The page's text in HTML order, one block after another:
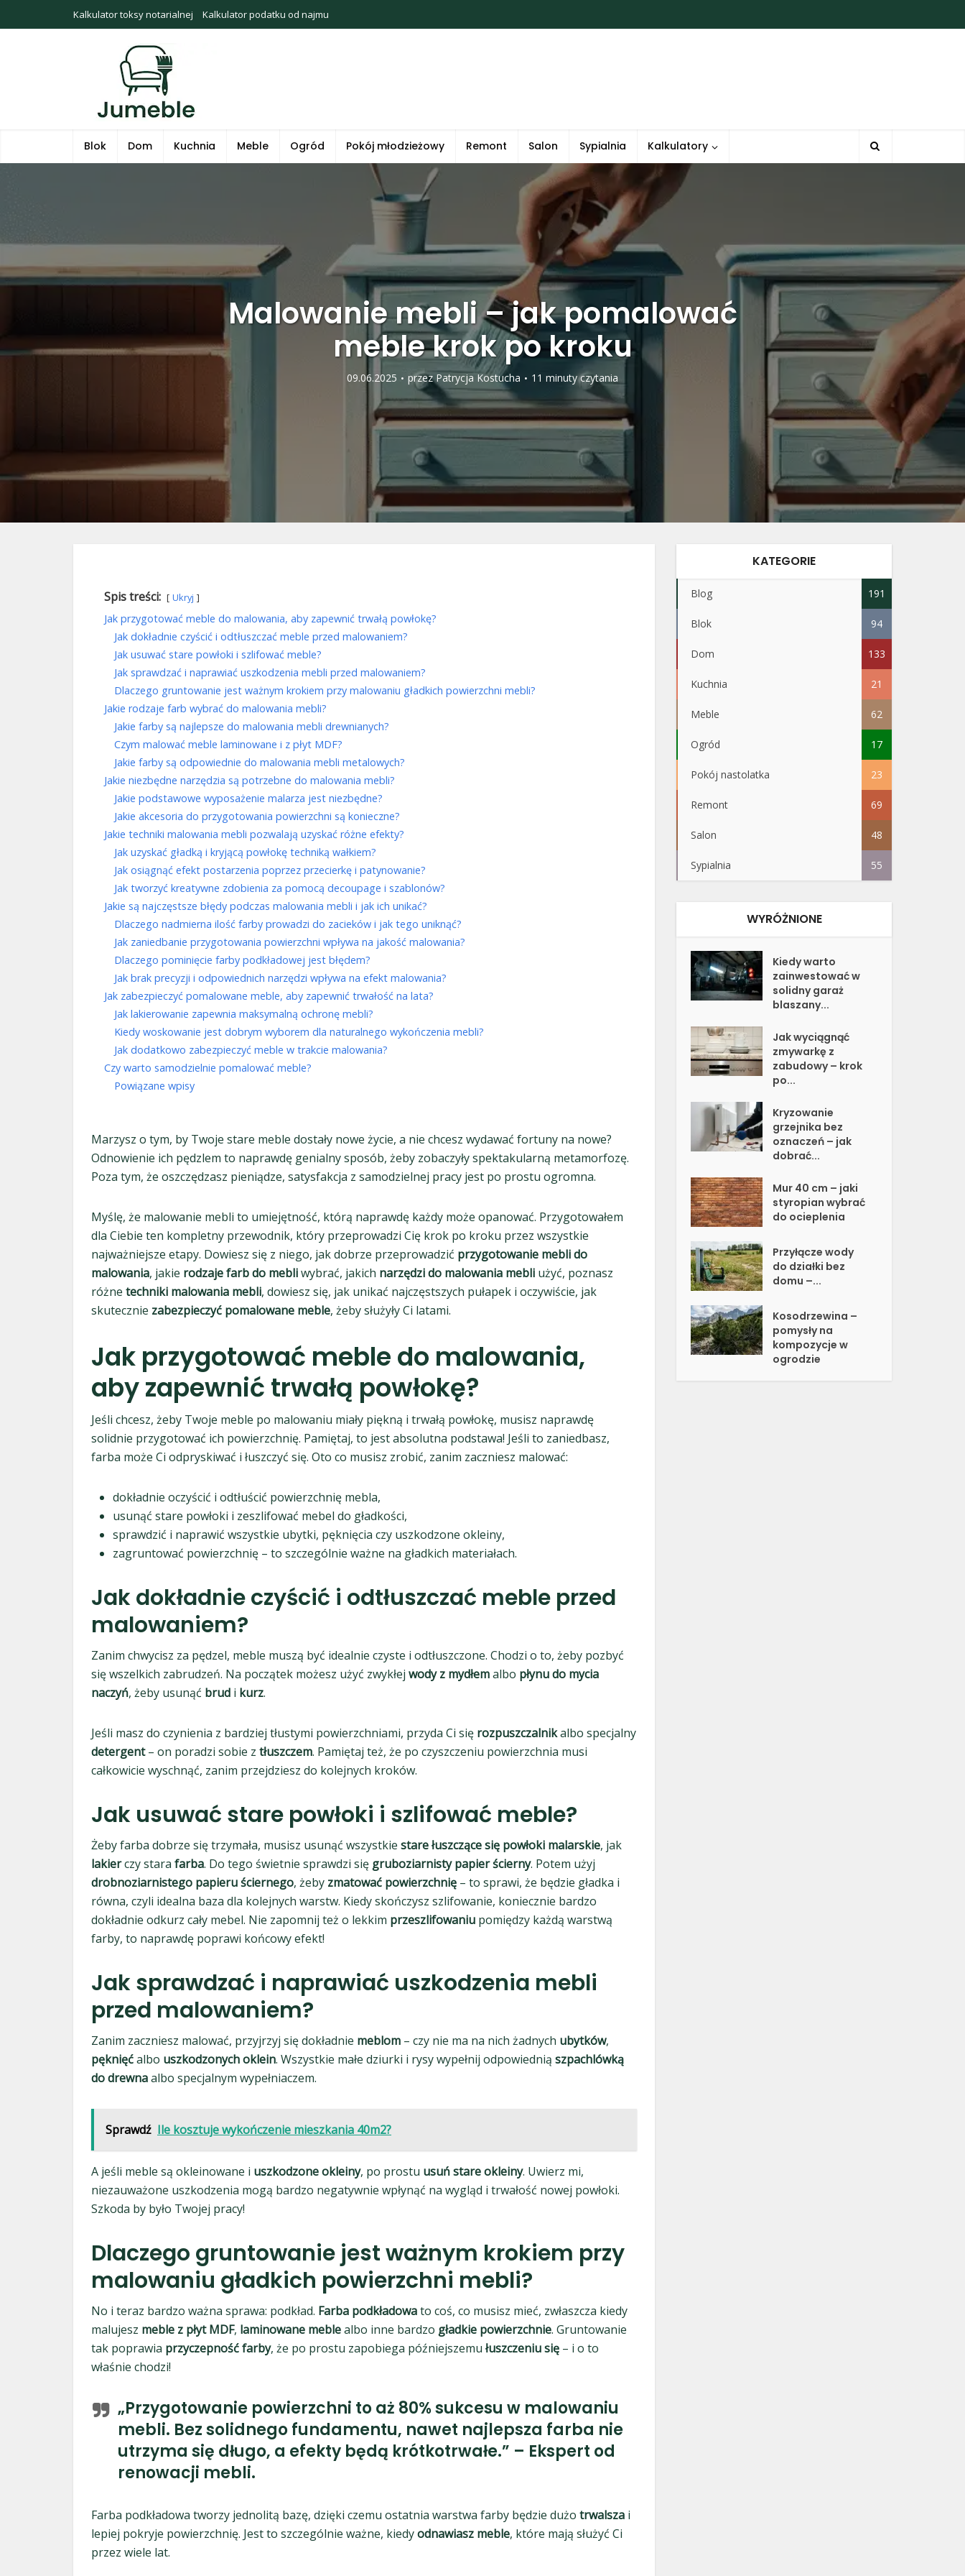
Kalkulator toksy notarialnej Kalkulator podatku od najmu
Blok Dom Kuchnia Meble Ogród Pokój młodzieżowy Remont Salon Sypialnia Kalkulatory
Malowanie mebli – jak pomalować
meble krok po kroku
09.06.2025 przezPatrycja Kostucha 11 minuty czytania
Spis treści: Ukryj
Jak przygotować meble do malowania, aby zapewnić trwałą powłokę?
Jak dokładnie czyścić i odtłuszczać meble przed malowaniem?
Jak usuwać stare powłoki i szlifować meble?
Jak sprawdzać i naprawiać uszkodzenia mebli przed malowaniem?
Dlaczego gruntowanie jest ważnym krokiem przy malowaniu gładkich powierzchni mebli?
Jakie rodzaje farb wybrać do malowania mebli?
Jakie farby są najlepsze do malowania mebli drewnianych?
Czym malować meble laminowane i z płyt MDF?
Jakie farby są odpowiednie do malowania mebli metalowych?
Jakie niezbędne narzędzia są potrzebne do malowania mebli?
Jakie podstawowe wyposażenie malarza jest niezbędne?
Jakie akcesoria do przygotowania powierzchni są konieczne?
Jakie techniki malowania mebli pozwalają uzyskać różne efekty?
Jak uzyskać gładką i kryjącą powłokę techniką wałkiem?
Jak osiągnąć efekt postarzenia poprzez przecierkę i patynowanie?
Jak tworzyć kreatywne zdobienia za pomocą decoupage i szablonów?
Jakie są najczęstsze błędy podczas malowania mebli i jak ich unikać?
Dlaczego nadmierna ilość farby prowadzi do zacieków i jak tego uniknąć?
Jak zaniedbanie przygotowania powierzchni wpływa na jakość malowania?
Dlaczego pominięcie farby podkładowej jest błędem?
Jak brak precyzji i odpowiednich narzędzi wpływa na efekt malowania?
Jak zabezpieczyć pomalowane meble, aby zapewnić trwałość na lata?
Jak lakierowanie zapewnia maksymalną ochronę mebli?
Kiedy woskowanie jest dobrym wyborem dla naturalnego wykończenia mebli?
Jak dodatkowo zabezpieczyć meble w trakcie malowania?
Czy warto samodzielnie pomalować meble?
Powiązane wpisy
Marzysz o tym, by Twoje stare meble dostały nowe życie, a nie chcesz wydawać fortuny na nowe?
Odnowienie ich pędzlem to naprawdę genialny sposób, żeby zobaczyły spektakularną metamorfozę.
Poza tym, że oszczędzasz pieniądze, satysfakcja z samodzielnej pracy jest po prostu ogromna.
Myślę, że malowanie mebli to umiejętność, którą naprawdę każdy może opanować. Przygotowałem
dla Ciebie ten kompletny przewodnik, który przeprowadzi Cię krok po kroku przez wszystkie
najważniejsze etapy. Dowiesz się z niego, jak dobrze przeprowadzić przygotowanie mebli do
malowania, jakie rodzaje farb do mebliwybrać, jakich narzędzi do malowania mebli użyć, poznasz
różne techniki malowania mebli, dowiesz się, jak unikać najczęstszych pułapek i oczywiście, jak
skutecznie zabezpieczyć pomalowane meble, żeby służyły Ci latami.
Jak przygotować meble do malowania,
aby zapewnić trwałą powłokę?
Jeśli chcesz, żeby Twoje meble po malowaniu miały piękną i trwałą powłokę, musisz naprawdę
solidnie przygotować ich powierzchnię. Pamiętaj, to jest absolutna podstawa! Jeśli to zaniedbasz,
farba może Ci odpryskiwać i łuszczyć się. Oto co musisz zrobić, zanim zaczniesz malować:
dokładnie oczyścić i odtłuścić powierzchnię mebla,
usunąć stare powłoki i zeszlifować mebel do gładkości,
sprawdzić i naprawić wszystkie ubytki, pęknięcia czy uszkodzone okleiny,
zagruntować powierzchnię – to szczególnie ważne na gładkich materiałach.
Jak dokładnie czyścić i odtłuszczać meble przed
malowaniem?
Zanim chwycisz za pędzel, meble muszą być idealnie czyste i odtłuszczone. Chodzi o to, żeby pozbyć
się wszelkich zabrudzeń. Na początek możesz użyć zwykłej wody z mydłemalbo płynu do mycia
naczyń, żeby usunąć brud i kurz.
Jeśli masz do czynienia z bardziej tłustymi powierzchniami, przyda Ci się rozpuszczalnikalbo specjalny
detergent– on poradzi sobie z tłuszczem. Pamiętaj też, że po czyszczeniu powierzchnia musi
całkowicie wyschnąć, zanim przejdziesz do kolejnych kroków.
Jak usuwać stare powłoki i szlifować meble?
Żeby farba dobrze się trzymała, musisz usunąć wszystkie stare łuszczące się powłoki malarskie, jak
lakierczy stara farba. Do tego świetnie sprawdzi się gruboziarnisty papier ścierny. Potem użyj
drobnoziarnistego papieru ściernego, żeby zmatować powierzchnię – to sprawi, że będzie gładka i
równa, czyli idealna baza dla kolejnych warstw. Kiedy skończysz szlifowanie, koniecznie bardzo
dokładnie odkurz cały mebel. Nie zapomnij też o lekkim przeszlifowaniu pomiędzy każdą warstwą
farby, to naprawdę poprawi końcowy efekt!
Jak sprawdzać i naprawiać uszkodzenia mebli
przed malowaniem?
Zanim zaczniesz malować, przyjrzyj się dokładnie meblom – czy nie ma na nich żadnych ubytków,
pęknięćalbo uszkodzonych oklein. Wszystkie małe dziurki i rysy wypełnij odpowiednią szpachlówką
do drewnaalbo specjalnym wypełniaczem.
Sprawdź Ile kosztuje wykończenie mieszkania 40m2?
A jeśli meble są okleinowane i uszkodzone okleiny, po prostu usuń stare okleiny. Uwierz mi,
niezauważone uszkodzenia mogą bardzo negatywnie wpłynąć na wygląd i trwałość nowej powłoki.
Szkoda by było Twojej pracy!
Dlaczego gruntowanie jest ważnym krokiem przy
malowaniu gładkich powierzchni mebli?
No i teraz bardzo ważna sprawa: podkład. Farba podkładowato coś, co musisz mieć, zwłaszcza kiedy
malujesz meble z płyt MDF, laminowane meblealbo inne bardzo gładkie powierzchnie. Gruntowanie
tak poprawia przyczepność farby, że po prostu zapobiega późniejszemu łuszczeniu się – i o to
właśnie chodzi!
„Przygotowanie powierzchni to aż 80% sukcesu w malowaniu
mebli. Bez solidnego fundamentu, nawet najlepsza farba nie
utrzyma się długo, a efekty będą krótkotrwałe.” – Ekspert od
renowacji mebli.
Farba podkładowa tworzy jednolitą bazę, dzięki czemu ostatnia warstwa farby będzie dużo trwalsza i
lepiej pokryje powierzchnię. Jest to szczególnie ważne, kiedyodnawiasz meble, które mają służyć Ci
przez wiele lat.
KATEGORIE
Blog 191
Blok 94
Dom 133
Kuchnia 21
Meble 62
Ogród 17
Pokój nastolatka 23
Remont 69
Salon 48
Sypialnia 55
WYRÓŻNIONE
Kiedy warto
zainwestować w
solidny garaż
blaszany...
Jak wyciągnąć
zmywarkę z
zabudowy – krok
po...
Kryzowanie
grzejnika bez
oznaczeń – jak
dobrać...
Mur 40 cm – jaki
styropian wybrać
do ocieplenia
Przyłącze wody
do działki bez
domu –...
Kosodrzewina –
pomysły na
kompozycje w
ogrodzie